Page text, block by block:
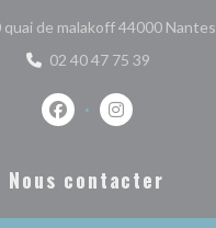
quai de malakoff 44000 Nantes
02 40 47 75 39
Facebook ((ouvre
Instagram
Nous contacter